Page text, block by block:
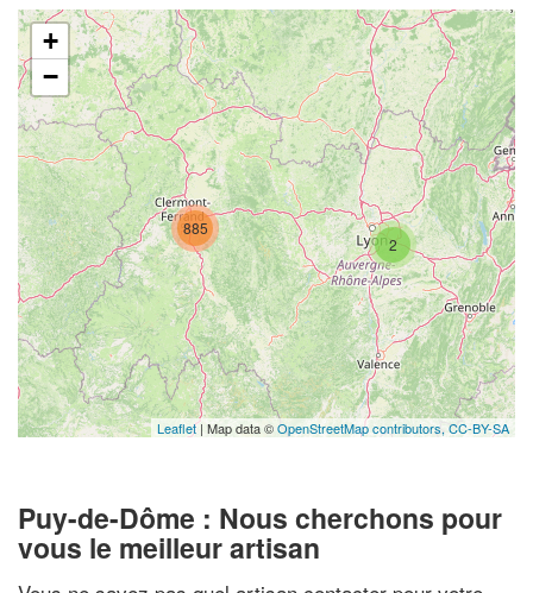
2
885
+
−
Leaflet| Map data ©OpenStreetMap contributors, CC-BY-SA
Puy-de-Dôme : Nous cherchons pour
vous le meilleur artisan